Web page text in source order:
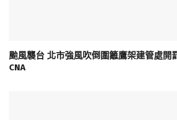
颱風襲台 北市強風吹倒圍籬鷹架建管處開
CNA